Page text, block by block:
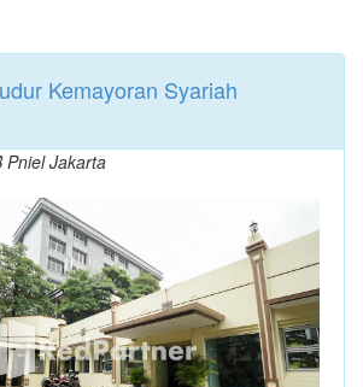
Kemayoran Syariah
Jakarta